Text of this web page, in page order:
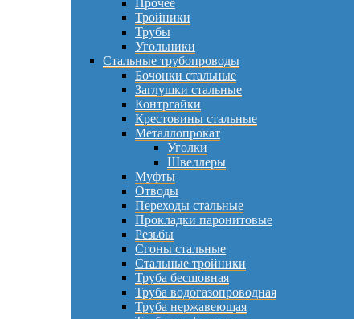
Прочее
Тройники
Трубы
Угольники
Стальные трубопроводы
Бочонки стальные
Заглушки стальные
Контргайки
Крестовины стальные
Металлопрокат
Уголки
Швеллеры
Муфты
Отводы
Переходы стальные
Прокладки паронитовые
Резьбы
Сгоны стальные
Стальные тройники
Труба бесшовная
Труба водогазопроводная
Труба нержавеющая